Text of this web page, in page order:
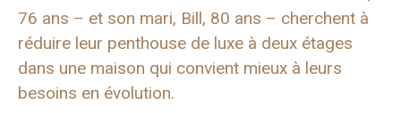
76 ans – et son mari, Bill, 80 ans – cherchent à
réduire leur penthouse de luxe à deux étages
dans une maison qui convient mieux à leurs
besoins en évolution.